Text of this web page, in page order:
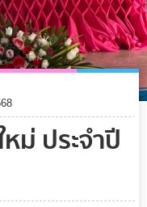
ม่ ประจำปี